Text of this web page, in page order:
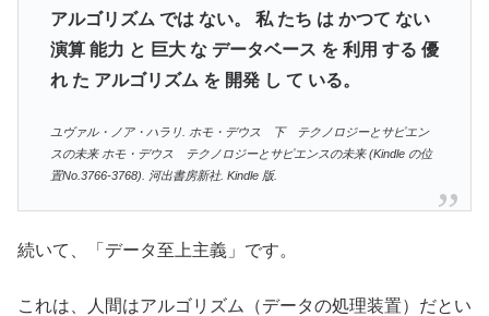
アルゴリズム では ない。 私 たち は かつて ない
演算 能力 と 巨大 な データベース を 利用 する 優
れ た アルゴリズム を 開発 し て いる。
ユヴァル・ノア・ハラリ. ホモ・デウス 下 テクノロジーとサピエン
スの未来 ホモ・デウス テクノロジーとサピエンスの未来 (Kindle の位
置No.3766-3768). 河出書房新社. Kindle 版.
続いて、「データ至上主義」です。
これは、人間はアルゴリズム（データの処理装置）だとい